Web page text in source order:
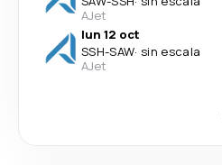
AJet
lun 12 oct
SSH-SAW· sin escala
AJet